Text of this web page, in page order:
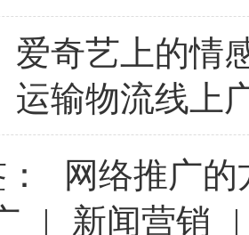
爱奇艺上的情
运输物流线上
网络推广的
| 新闻营销 |